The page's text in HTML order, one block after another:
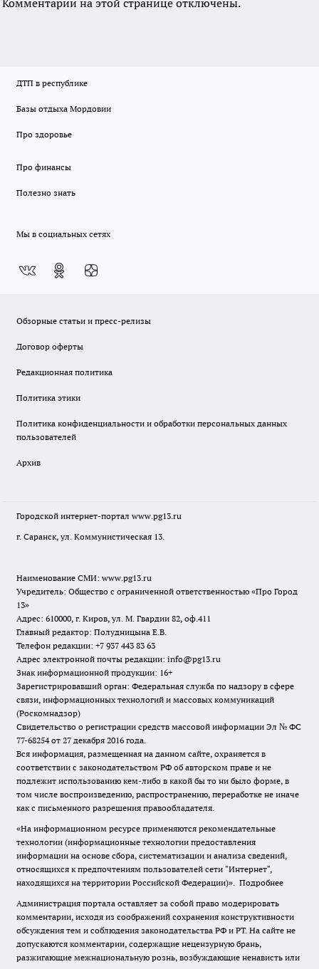
Комментарии на этой странице отключены.
ДТП в республике
Базы отдыха Мордовии
Про здоровье
Про финансы
Полезно знать
Мы в социальных сетях
Обзорные статьи и пресс-релизы
Договор оферты
Редакционная политика
Политика этики
Политика конфиденциальности и обработки персональных данных
пользователей
Архив
Городской интернет-портал www.pg13.ru
г. Саранск, ул. Коммунистическая 13.
Наименование СМИ: www.pg13.ru
Учредитель: Общество с ограниченной ответственностью «Про Город
13»
Адрес: 610000, г. Киров, ул. М. Гвардии 82, оф.411
Главный редактор: Полудницына Е.В.
Телефон редакции: +7 937 443 83 63
Адрес электронной почты редакции: info@pg13.ru
Знак информационной продукции: 16+
Зарегистрировавший орган: Федеральная служба по надзору в сфере
связи, информационных технологий и массовых коммуникаций
(Роскомнадзор)
Свидетельство о регистрации средств массовой информации Эл № ФС
77-68254 от 27 декабря 2016 года.
Вся информация, размещенная на данном сайте, охраняется в
соответствии с законодательством РФ об авторском праве и не
подлежит использованию кем-либо в какой бы то ни было форме, в
том числе воспроизведению, распространению, переработке не иначе
как с письменного разрешения правообладателя.
«На информационном ресурсе применяются рекомендательные
технологии (информационные технологии предоставления
информации на основе сбора, систематизации и анализа сведений,
относящихся к предпочтениям пользователей сети "Интернет",
находящихся на территории Российской Федерации)». Подробнее
Администрация портала оставляет за собой право модерировать
комментарии, исходя из соображений сохранения конструктивности
обсуждения тем и соблюдения законодательства РФ и РТ. На сайте не
допускаются комментарии, содержащие нецензурную брань,
разжигающие межнациональную рознь, возбуждающие ненависть или